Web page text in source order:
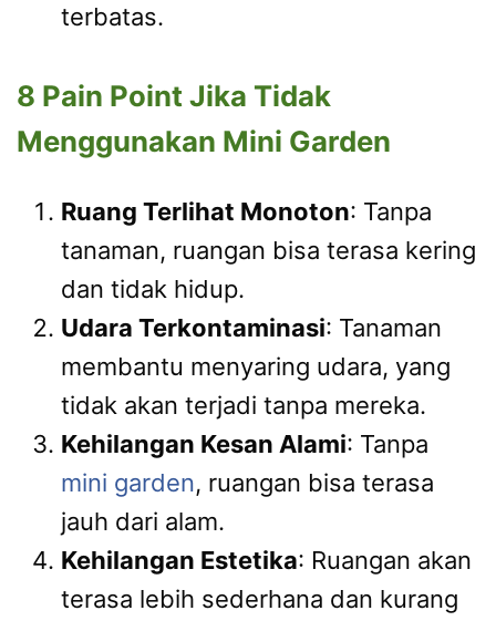
terbatas.
8 Pain Point Jika Tidak
Menggunakan Mini Garden
Ruang Terlihat Monoton: Tanpa
tanaman, ruangan bisa terasa kering
dan tidak hidup.
Udara Terkontaminasi: Tanaman
membantu menyaring udara, yang
tidak akan terjadi tanpa mereka.
Kehilangan Kesan Alami: Tanpa
mini garden, ruangan bisa terasa
jauh dari alam.
Kehilangan Estetika: Ruangan akan
terasa lebih sederhana dan kurang